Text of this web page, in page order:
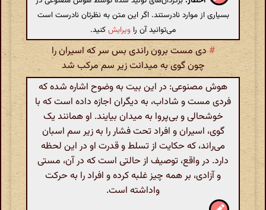
بسیاری از موارد نادرستند. اگر این متن به نظرتان نادرست است
می‌توانید آن را ویرایشکنید.
#دی مست برون راندی بس سر که اسیران را
چون گوی به میدانت زیر سم مرکب شد
هوش مصنوعی: در این بیت به وضوح اشاره شده که
فردی مست و شاداب، به دیگران اجازه داده است که با
خوشحالی و بی‌پروا به میدان بیایند. او همانند یک
گوی، اسیران و افراد تحت فشار را به زیر سم اسبان
می‌راند، که حکایت از تسلط و قدرت او در این لحظه
دارد. در واقع، توصیف از حالتی است که در آن، مستی
و آزادی، بر همه چیز غلبه کرده و افراد را به حرکت
واداشته است.